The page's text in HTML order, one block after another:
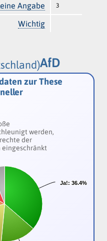
Angabe 3
Wichtig
AfD
Ja!: 36.4%
Ja!: 36.4%
zur These
werden,
der
eingeschränkt